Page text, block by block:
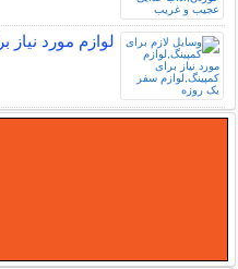
لوازم مورد